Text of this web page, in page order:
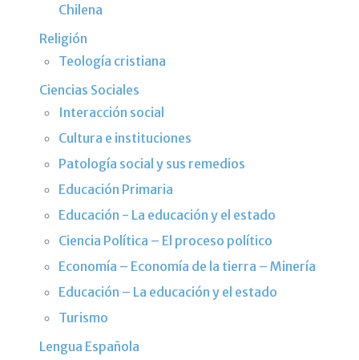
Chilena
Religión
Teología cristiana
Ciencias Sociales
Interacción social
Cultura e instituciones
Patología social y sus remedios
Educación Primaria
Educación - La educación y el estado
Ciencia Política – El proceso político
Economía – Economía de la tierra – Minería
Educación – La educación y el estado
Turismo
Lengua Española